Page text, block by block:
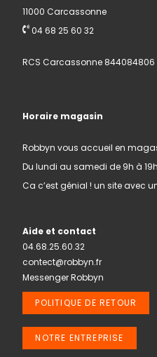
11000 Carcassonne
04 68 25 60 32
RCS Carcassonne 844084806
Horaire magasin
Robbyn vous accueil en
Du lundi au samedi de 9h à
Ca c’est génial ! un site avec
Aide et contact
04.68.25.60.32
contect@robbyn.fr
Messenger Robbyn
POLITIQUE DE RETOUR
NOTRE ENTREPRISE